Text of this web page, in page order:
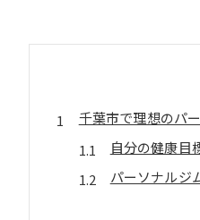
千葉市で理想のパ
自分の健康目
パーソナルジ
トレーナーの